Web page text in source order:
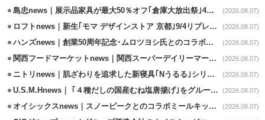
島忠news｜展示品家具が最大50％オフ｢倉庫大放出祭｣4店舗限定で開催 (2026.08.07)
ロフトnews｜新生｢モマ デザインストア 京都｣9/4リプレイスオープン (2026.08.07)
ハンズnews｜創業50周年記念･ムロツヨシ氏とのコラボ企画｢ムロハンズ｣開催 (2026.08.07)
関西フードマーケットnews｜関西スーパーデイリーマート蒲生店8/7改装 (2026.08.07)
ニトリnews｜肌ざわりを追求した新寝具｢Nうるる｣シリーズを発売 (2026.08.07)
U.S.M.Hnews｜ ｢４種だしの国産むね塩唐揚げ｣をグループ610店で共同販促 (2026.08.07)
オイシックスnews｜スノーピークとのコラボミールキット8/13発売 (2026.08.07)